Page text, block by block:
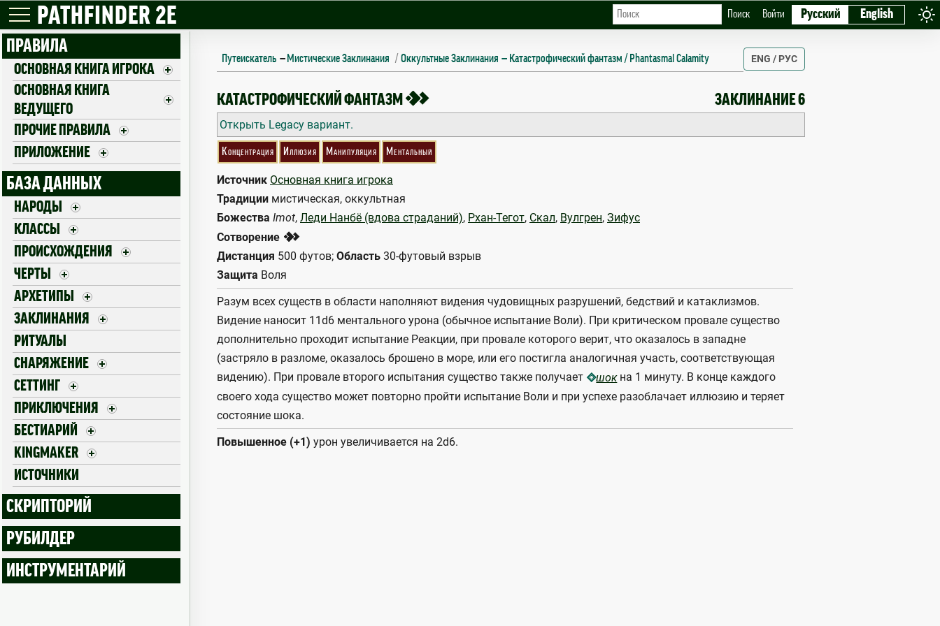
PATHFINDER 2E Поиск Войти Русский English
ПРАВИЛА
ОСНОВНАЯ КНИГА ИГРОКА
ОСНОВНАЯ КНИГА
ВЕДУЩЕГО
ПРОЧИЕ ПРАВИЛА
ПРИЛОЖЕНИЕ
БАЗА ДАННЫХ
НАРОДЫ
КЛАССЫ
ПРОИСХОЖДЕНИЯ
ЧЕРТЫ
АРХЕТИПЫ
ЗАКЛИНАНИЯ
РИТУАЛЫ
СНАРЯЖЕНИЕ
СЕТТИНГ
ПРИКЛЮЧЕНИЯ
БЕСТИАРИЙ
KINGMAKER
ИСТОЧНИКИ
СКРИПТОРИЙ
РУБИЛДЕР
ИНСТРУМЕНТАРИЙ
Путеискатель — Мистические Заклинания Оккультные Заклинания Катастрофический фантазм / Phantasmal Calamity ENG / РУС
КАТАСТРОФИЧЕСКИЙ ФАНТАЗМ
PHANTASMAL CALAMITY 2 ЗАКЛИНАНИЕ 6
Открыть Legacy вариант.
Концентрация Иллюзия Манипуляция Ментальный
Источник Основная книга игрока
Традиции мистическая, оккультная
Божества Imot, Леди Нанбё (вдова страданий), Рхан-Тегот, Скал, Вулгрен, Зифус
Сотворение 2
Дистанция 500 футов; Область 30-футовый взрыв
Защита Воля
Разум всех существ в области наполняют видения чудовищных разрушений, бедствий и катаклизмов.
Видение наносит 11d6 ментального урона (обычное испытание Воли). При критическом провале существо
дополнительно проходит испытание Реакции, при провале которого верит, что оказалось в западне
(застряло в разломе, оказалось брошено в море, или его постигла аналогичная участь, соответствующая
видению). При провале второго испытания существо также получает
шокна 1 минуту. В конце каждого
своего хода существо может повторно пройти испытание Воли и при успехе разоблачает иллюзию и теряет
состояние шока.
Повышенное (+1) урон увеличивается на 2d6.